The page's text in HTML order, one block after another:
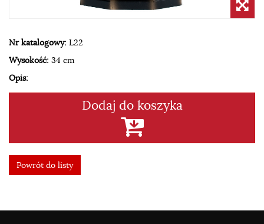
Nr katalogowy: L22
Wysokość: 34 cm
Opis:
Dodaj do koszyka
Powrót do listy